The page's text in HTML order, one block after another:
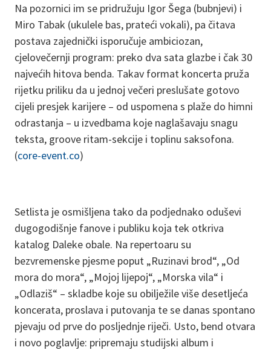
Na pozornici im se pridružuju Igor Šega (bubnjevi) i
Miro Tabak (ukulele bas, prateći vokali), pa čitava
postava zajednički isporučuje ambiciozan,
cjelovečernji program: preko dva sata glazbe i čak 30
najvećih hitova benda. Takav format koncerta pruža
rijetku priliku da u jednoj večeri preslušate gotovo
cijeli presjek karijere – od uspomena s plaže do himni
odrastanja – u izvedbama koje naglašavaju snagu
teksta, groove ritam-sekcije i toplinu saksofona.
(core-event.co)
Setlista je osmišljena tako da podjednako oduševi
dugogodišnje fanove i publiku koja tek otkriva
katalog Daleke obale. Na repertoaru su
bezvremenske pjesme poput „Ruzinavi brod“, „Od
mora do mora“, „Mojoj lijepoj“, „Morska vila“ i
„Odlaziš“ – skladbe koje su obilježile više desetljeća
koncerata, proslava i putovanja te se danas spontano
pjevaju od prve do posljednje riječi. Usto, bend otvara
i novo poglavlje: pripremaju studijski album i